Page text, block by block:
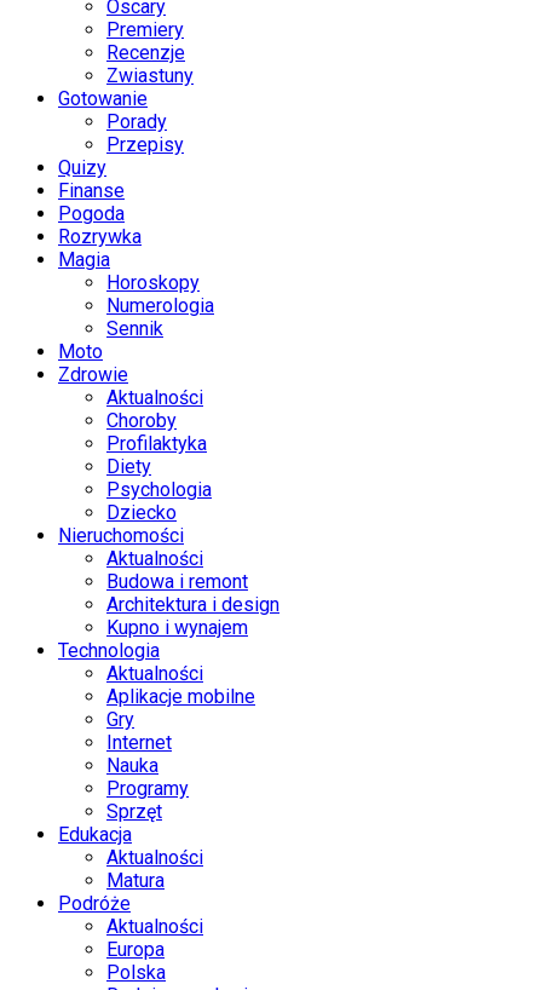
Oscary
Premiery
Recenzje
Zwiastuny
Gotowanie
Porady
Przepisy
Quizy
Finanse
Pogoda
Rozrywka
Magia
Horoskopy
Numerologia
Sennik
Moto
Zdrowie
Aktualności
Choroby
Profilaktyka
Diety
Psychologia
Dziecko
Nieruchomości
Aktualności
Budowa i remont
Architektura i design
Kupno i wynajem
Technologia
Aktualności
Aplikacje mobilne
Gry
Internet
Nauka
Programy
Sprzęt
Edukacja
Aktualności
Matura
Podróże
Aktualności
Europa
Polska